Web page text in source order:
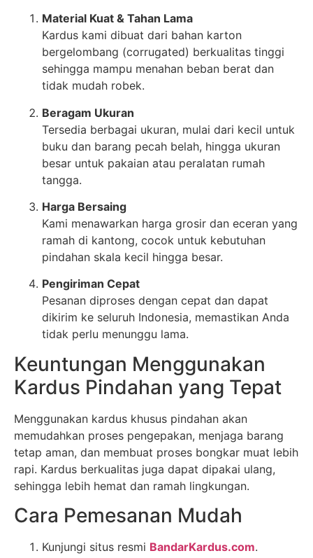
Material Kuat & Tahan Lama
Kardus kami dibuat dari bahan karton
bergelombang (corrugated) berkualitas tinggi
sehingga mampu menahan beban berat dan
tidak mudah robek.
Beragam Ukuran
Tersedia berbagai ukuran, mulai dari kecil untuk
buku dan barang pecah belah, hingga ukuran
besar untuk pakaian atau peralatan rumah
tangga.
Harga Bersaing
Kami menawarkan harga grosir dan eceran yang
ramah di kantong, cocok untuk kebutuhan
pindahan skala kecil hingga besar.
Pengiriman Cepat
Pesanan diproses dengan cepat dan dapat
dikirim ke seluruh Indonesia, memastikan Anda
tidak perlu menunggu lama.
Keuntungan Menggunakan
Kardus Pindahan yang Tepat
Menggunakan kardus khusus pindahan akan
memudahkan proses pengepakan, menjaga barang
tetap aman, dan membuat proses bongkar muat lebih
rapi. Kardus berkualitas juga dapat dipakai ulang,
sehingga lebih hemat dan ramah lingkungan.
Cara Pemesanan Mudah
Kunjungi situs resmi BandarKardus.com.